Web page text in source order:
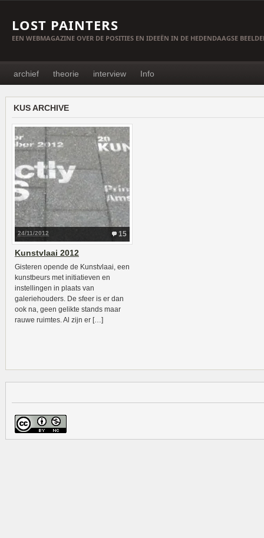
LOST PAINTERS
EEN WEBMAGAZINE OVER DE POSITIES EN IDEEËN IN DE HEDENDAAGSE
archief theorie interview Info
KUS ARCHIVE
15
24/11/2012
Kunstvlaai 2012
Gisteren opende de Kunstvlaai, een
kunstbeurs met initiatieven en
instellingen in plaats van
galeriehouders. De sfeer is er dan
ook na, geen gelikte stands maar
rauwe ruimtes. Al zijn er […]